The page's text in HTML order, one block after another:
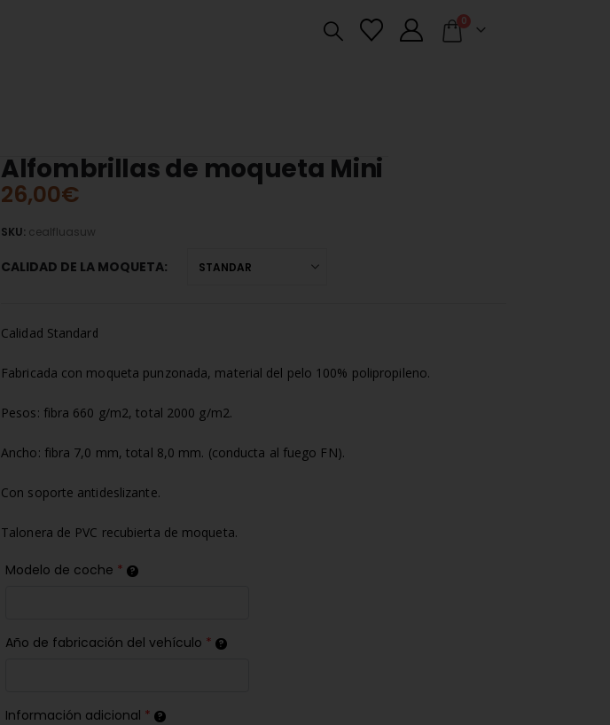
0
Alfombrillas de moqueta Mini
26,00€
SKU: cealfluasuw
CALIDAD DE LA MOQUETA
Calidad Standard
Fabricada con moqueta punzonada, material del pelo 100% polipropileno.
Pesos: fibra 660 g/m2, total 2000 g/m2.
Ancho: fibra 7,0 mm, total 8,0 mm. (conducta al fuego FN).
Con soporte antideslizante.
Talonera de PVC recubierta de moqueta.
Modelo de coche *
Año de fabricación del vehículo *
Información adicional *